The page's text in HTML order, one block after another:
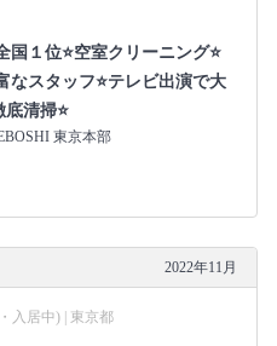
国１位⭐空室クリーニング⭐
なスタッフ⭐テレビ出演で大
底清掃⭐
東京本部
2022年11月
入居中) | 東京都